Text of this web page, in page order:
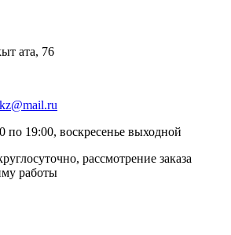
ата, 76
по 19:00, воскресенье выходной
рассмотрение заказа
работы